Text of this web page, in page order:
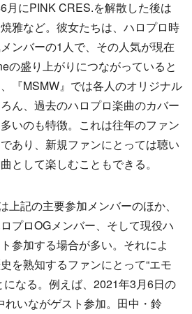
月にPINK CRES.を解散した後は
雅など。彼女たちは、ハロプロ時
ンバーの1人で、その人気が現在
の盛り上がりにつながっていると
『MSMW』では各人のオリジナル
ん、過去のハロプロ楽曲のカバー
いのも特徴。これは往年のファン
あり、新規ファンにとっては聴い
として楽しむこともできる。
記の主要参加メンバーのほか、
プロOGメンバー、そして現役ハ
参加する場合が多い。それによ
を熟知するファンにとって“エモ
になる。例えば、2021年3月6日の
れいながゲスト参加。田中・鈴